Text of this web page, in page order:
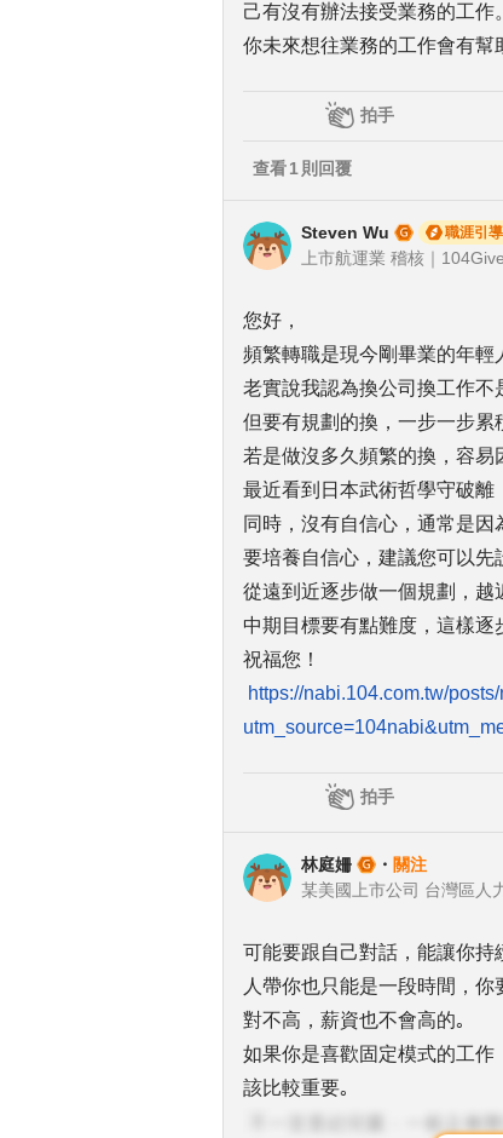
己有沒有辦法接受業務的工
你未來想往業務的工作會有幫
拍手
查看1 則回覆
Steven Wu 職涯引
上市航運業 稽核｜
您好，
頻繁轉職是現今剛畢業的年輕
老實說我認為換公司換工作不
但要有規劃的換，一步一步累
若是做沒多久頻繁的換，容
最近看到日本武術哲學守破
同時，沒有自信心，通常是因
要培養自信心，建議您可以先
從遠到近逐步做一個規劃，
中期目標要有點難度，這樣
祝福您！
https://nabi.104.com.tw/
拍手
林庭姍 ・ 關注
某美國上市公司 台灣區人
可能要跟自己對話，能讓你持
人帶你也只能是一段時間，
對不高，薪資也不會高的｡
如果你是喜歡固定模式的工
該比較重要｡